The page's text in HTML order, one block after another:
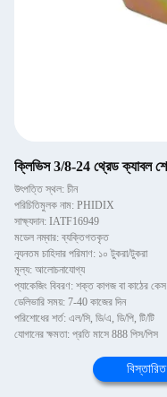
ক্লিভিস 3/8-24 থ্রেড ক্যাবল শেষ
উৎপত্তি স্থল: চীন
পরিচিতিমুলক নাম: PHIDIX
সাক্ষ্যদান: IATF16949
মডেল নম্বার: ব্যক্তিগতকৃত
ন্যূনতম চাহিদার পরিমাণ: ১০ টুকরা/টুকরা
মূল্য: আলোচনাযোগ্য
প্যাকেজিং বিবরণ: শক্ত কাগজ বা কাঠের কেস
ডেলিভারি সময়: 7-40 কাজের দিন
পরিশোধের শর্ত: এল/সি, ডি/এ, ডি/পি, টি/টি
যোগানের ক্ষমতা: প্রতি মাসে 888 পিস/পিস
বিস্তারিত